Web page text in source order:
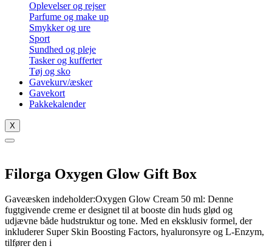
Oplevelser og rejser
Parfume og make up
Smykker og ure
Sport
Sundhed og pleje
Tasker og kufferter
Tøj og sko
Gavekurv/æsker
Gavekort
Pakkekalender
X
Filorga Oxygen Glow Gift Box
Gaveæsken indeholder:Oxygen Glow Cream 50 ml: Denne
fugtgivende creme er designet til at booste din huds glød og
udjævne både hudstruktur og tone. Med en eksklusiv formel, der
inkluderer Super Skin Boosting Factors, hyaluronsyre og L-Enzym,
tilfører den i